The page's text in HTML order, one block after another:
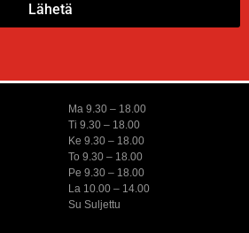
Lähetä
Ma 9.30 – 18.00
Ti 9.30 – 18.00
Ke 9.30 – 18.00
To 9.30 – 18.00
Pe 9.30 – 18.00
La 10.00 – 14.00
Su Suljettu